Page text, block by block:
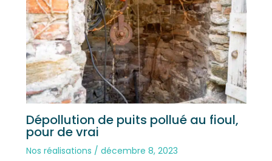
Dépollution de puits pollué au fioul,
pour de vrai
Nos réalisations / décembre 8, 2023